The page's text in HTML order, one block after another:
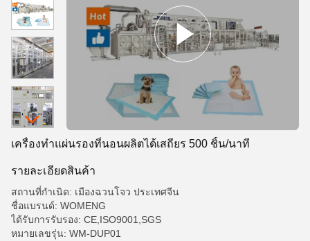
เครื่องทำแผ่นรองที่นอนผลิตได้เสถียร 500 ชิ้น/นาที
รายละเอียดสินค้า
สถานที่กำเนิด: เมืองฉวนโจว ประเทศจีน
ชื่อแบรนด์: WOMENG
ได้รับการรับรอง: CE,ISO9001,SGS
หมายเลขรุ่น: WM-DUP01